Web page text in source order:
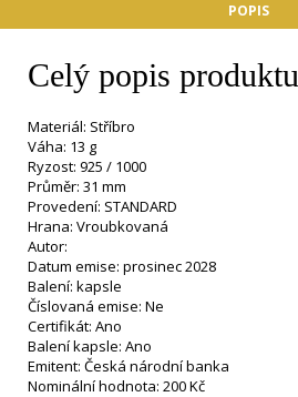
POPIS
Celý popis produktu
Materiál: Stříbro
Váha: 13 g
Ryzost: 925 / 1000
Průměr: 31 mm
Provedení: STANDARD
Hrana: Vroubkovaná
Autor:
Datum emise: prosinec 2028
Balení: kapsle
Číslovaná emise: Ne
Certifikát: Ano
Balení kapsle: Ano
Emitent: Česká národní banka
Nominální hodnota: 200 Kč